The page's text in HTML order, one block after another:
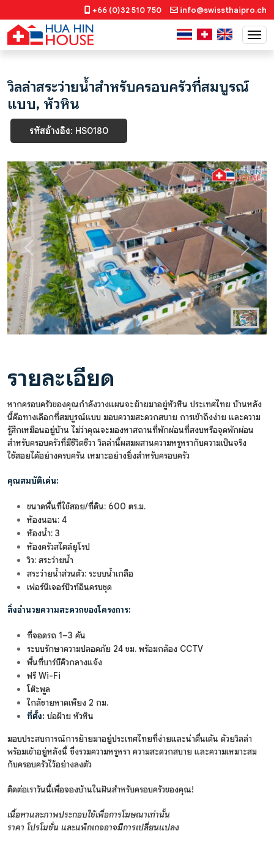
+66 (0)32 510 750 info@swissthaipro.ch
วิลล่าสระว่ายน้ำสำหรับครอบครัวที่สมบูรณ์
แบบ, หัวหิน
รหัสอ้างอิง: HS0180
Previous Next
รายละเอียด
หากครอบครัวของคุณกำลังวางแผนจะย้ายมาอยู่หัวหิน ประเทศไทย บ้านหลัง
นี้คือทางเลือกที่สมบูรณ์แบบ มอบความสะดวกสบาย การเข้าถึงง่าย และความ
รู้สึกเหมือนอยู่บ้าน ไม่ว่าคุณจะมองหาสถานที่พักผ่อนที่สงบหรือจุดพักผ่อน
สำหรับครอบครัวที่มีชีวิตชีวา วิลล่านี้ผสมผสานความหรูหรากับความเป็นจริง
ใช้สอยได้อย่างครบครัน เหมาะอย่างยิ่งสำหรับครอบครัว
คุณสมบัติเด่น:
ขนาดพื้นที่ใช้สอย/ที่ดิน: 600 ตร.ม.
ห้องนอน: 4
ห้องน้ำ: 3
ห้องครัวสไตล์ยุโรป
วิว: สระว่ายน้ำ
สระว่ายน้ำส่วนตัว: ระบบน้ำเกลือ
เฟอร์นิเจอร์บิวท์อินครบชุด
สิ่งอำนวยความสะดวกของโครงการ:
ที่จอดรถ 1–3 คัน
ระบบรักษาความปลอดภัย 24 ชม. พร้อมกล้อง CCTV
พื้นที่บาร์บีคิวกลางแจ้ง
ฟรี Wi-Fi
โต๊ะพูล
ใกล้ชายหาดเพียง 2 กม.
ที่ตั้ง: บ่อฝ้าย หัวหิน
มอบประสบการณ์การย้ายมาอยู่ประเทศไทยที่ง่ายและน่าตื่นเต้น ด้วยวิลล่า
พร้อมเข้าอยู่หลังนี้ ซึ่งรวมความหรูหรา ความสะดวกสบาย และความเหมาะสม
กับครอบครัวไว้อย่างลงตัว
ติดต่อเราวันนี้เพื่อจองบ้านในฝันสำหรับครอบครัวของคุณ!
เนื้อหาและภาพประกอบใช้เพื่อการโฆษณาเท่านั้น
ราคา โปรโมชั่น และแพ็กเกจอาจมีการเปลี่ยนแปลง